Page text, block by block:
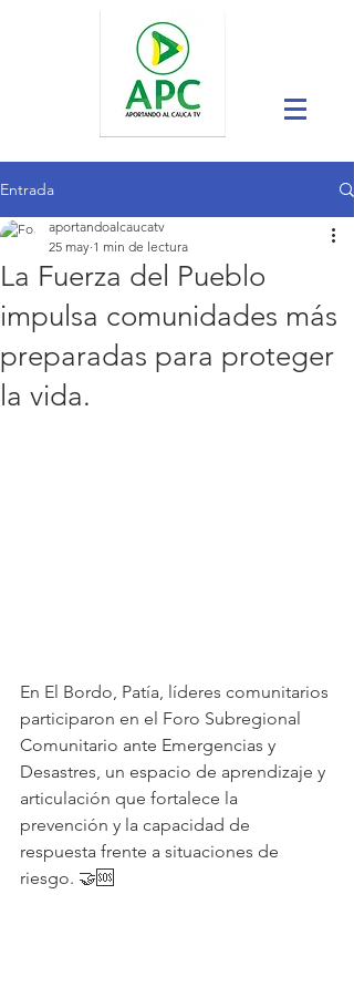
Entrada
La Fuerza del Pueblo
impulsa comunidades más
preparadas para proteger
la vida.
aportandoalcaucatv
25 may 1 min de lectura
En El Bordo, Patía, líderes comunitarios
participaron en el Foro Subregional
Comunitario ante Emergencias y
Desastres, un espacio de aprendizaje y
articulación que fortalece la
prevención y la capacidad de
respuesta frente a situaciones de
riesgo. 🤝🆘